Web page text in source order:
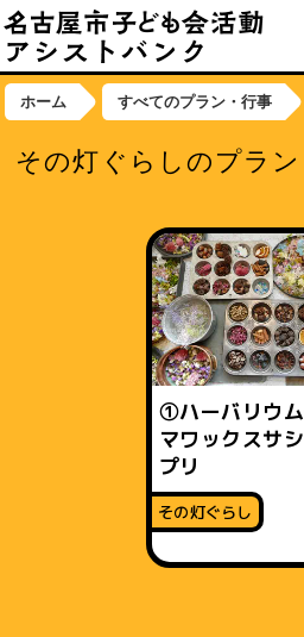
ホーム すべてのプラン・行事
その灯ぐらしのプラン
①ハーバリウ
マワックスサ
プリ
その灯ぐらし